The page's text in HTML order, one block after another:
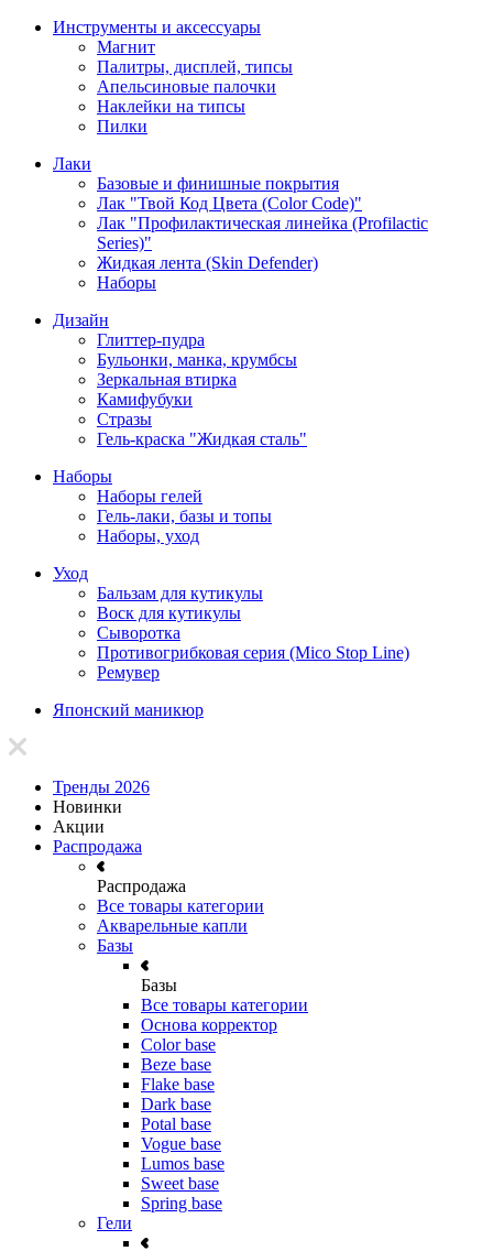
Инструменты и аксессуары
Магнит
Палитры, дисплей, типсы
Апельсиновые палочки
Наклейки на типсы
Пилки
Лаки
Базовые и финишные покрытия
Лак "Твой Код Цвета (Color Code)"
Лак "Профилактическая линейка (Profilactic
Series)"
Жидкая лента (Skin Defender)
Наборы
Дизайн
Глиттер-пудра
Бульонки, манка, крумбсы
Зеркальная втирка
Камифубуки
Стразы
Гель-краска "Жидкая сталь"
Наборы
Наборы гелей
Гель-лаки, базы и топы
Наборы, уход
Уход
Бальзам для кутикулы
Воск для кутикулы
Сыворотка
Противогрибковая серия (Mico Stop Line)
Ремувер
Японский маникюр
Тренды 2026
Новинки
Акции
Распродажа
Распродажа
Все товары категории
Акварельные капли
Базы
Базы
Все товары категории
Основа корректор
Color base
Beze base
Flake base
Dark base
Potal base
Vogue base
Lumos base
Sweet base
Spring base
Гели